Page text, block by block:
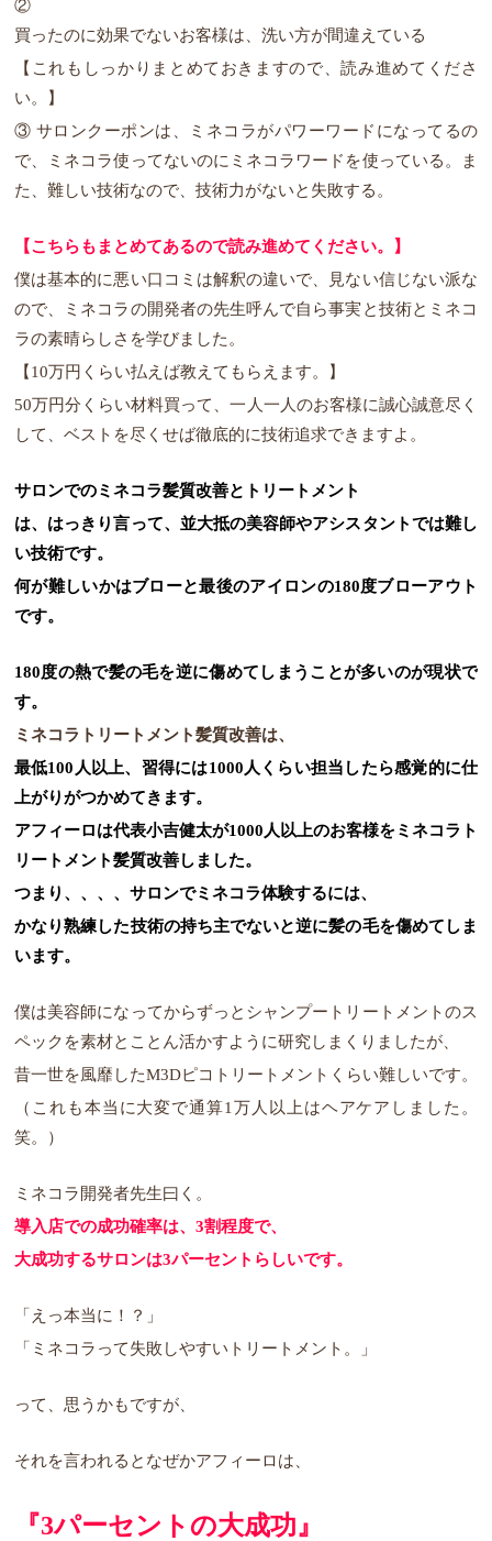
②
買ったのに効果でないお客様は、洗い方が間違えている
【これもしっかりまとめておきますので、読み進めてくださ
い。】
③ サロンクーポンは、ミネコラがパワーワードになってるの
で、ミネコラ使ってないのにミネコラワードを使っている。ま
た、難しい技術なので、技術力がないと失敗する。
【こちらもまとめてあるので読み進めてください。】
僕は基本的に悪い口コミは解釈の違いで、見ない信じない派な
ので、ミネコラの開発者の先生呼んで自ら事実と技術とミネコ
ラの素晴らしさを学びました。
【10万円くらい払えば教えてもらえます。】
50万円分くらい材料買って、一人一人のお客様に誠心誠意尽く
して、ベストを尽くせば徹底的に技術追求できますよ。
サロンでのミネコラ髪質改善とトリートメント
は、はっきり言って、並大抵の美容師やアシスタントでは難し
い技術です。
何が難しいかはブローと最後のアイロンの180度ブローアウト
です。
180度の熱で髪の毛を逆に傷めてしまうことが多いのが現状で
す。
ミネコラトリートメント髪質改善は、
最低100人以上、習得には1000人くらい担当したら感覚的に仕
上がりがつかめてきます。
アフィーロは代表小吉健太が1000人以上のお客様をミネコラト
リートメント髪質改善しました。
つまり、、、、サロンでミネコラ体験するには、
かなり熟練した技術の持ち主でないと逆に髪の毛を傷めてしま
います。
僕は美容師になってからずっとシャンプートリートメントのス
ペックを素材とことん活かすように研究しまくりましたが、
昔一世を風靡したM3Dピコトリートメントくらい難しいです。
（これも本当に大変で通算1万人以上はヘアケアしました。
笑。）
ミネコラ開発者先生曰く。
導入店での成功確率は、3割程度で、
大成功するサロンは3パーセントらしいです。
「えっ本当に！？」
「ミネコラって失敗しやすいトリートメント。」
って、思うかもですが、
それを言われるとなぜかアフィーロは、
『3パーセントの大成功』